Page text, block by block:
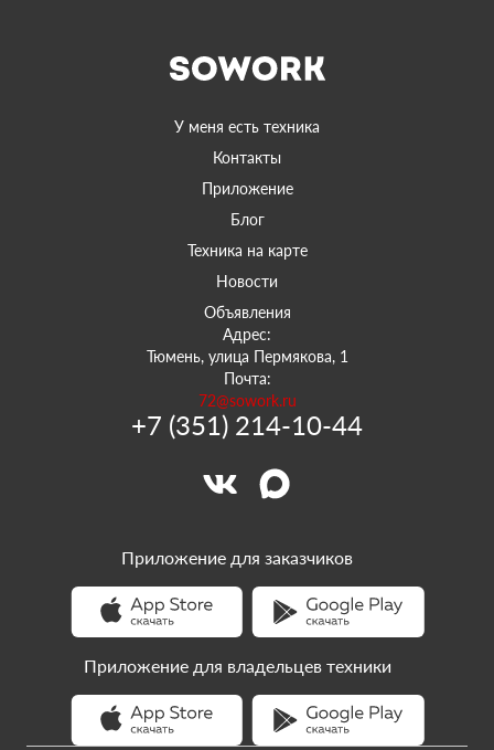
У меня есть техника
Контакты
Приложение
Блог
Техника на карте
Новости
Объявления
Адрес:
Тюмень, улица Пермякова, 1
Почта:
72@sowork.ru
+7 (351) 214-10-44
Приложение для заказчиков
Приложение для владельцев техники